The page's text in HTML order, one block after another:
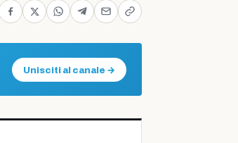
Unisciti al canale →